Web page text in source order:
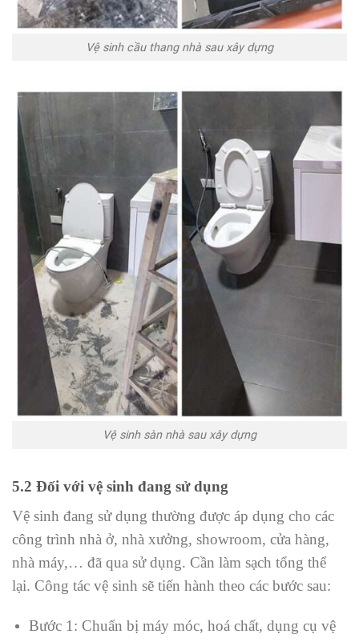
Vệ sinh cầu thang nhà sau xây dựng
Vệ sinh sàn nhà sau xây dựng
5.2 Đối với vệ sinh đang sử dụng
Vệ sinh đang sử dụng thường được áp dụng cho các
công trình nhà ở, nhà xưởng, showroom, cửa hàng,
nhà máy,… đã qua sử dụng. Cần làm sạch tổng thể
lại. Công tác vệ sinh sẽ tiến hành theo các bước sau:
Bước 1: Chuẩn bị máy móc, hoá chất, dụng cụ vệ